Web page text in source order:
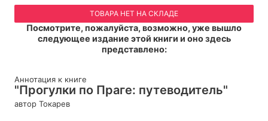
ТОВАРА НЕТ НА СКЛАДЕ
Посмотрите, пожалуйста, возможно, уже вышло
следующее издание этой книги и оно здесь
представлено:
Аннотация к книге
"Прогулки по Праге: путеводитель"
автор Токарев